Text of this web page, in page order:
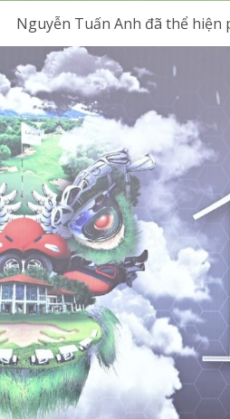
Nguyễn Tuấn Anh đã thể hiện